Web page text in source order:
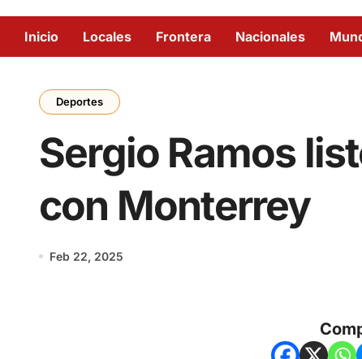
Inicio Locales Frontera Nacionales
Deportes
Sergio Ramos
con Monterrey
Feb 22, 2025